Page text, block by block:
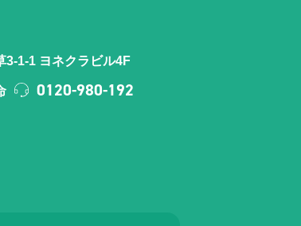
3-1-1 ヨネクラビル4F
0120-980-192